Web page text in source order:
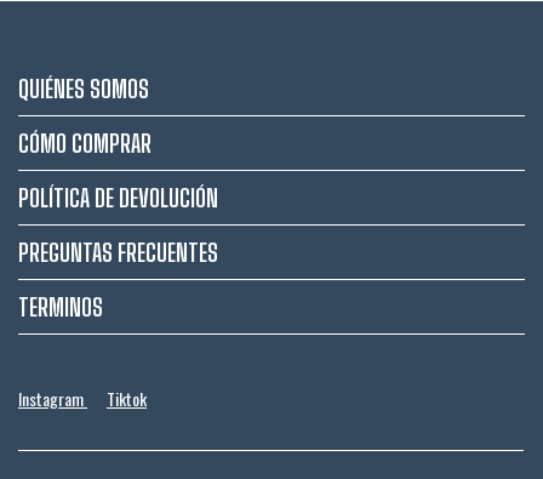
QUIÉNES SOMOS
CÓMO COMPRAR
POLÍTICA DE DEVOLUCIÓN
PREGUNTAS FRECUENTES
TERMINOS
Instagram Tiktok